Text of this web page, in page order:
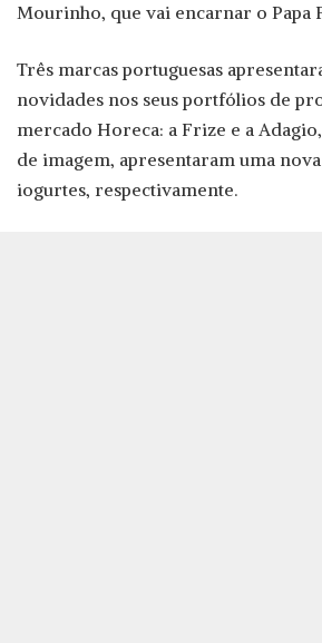
Mourinho, que vai encarnar o Papa
Três marcas portuguesas
novidades nos seus portfólios de
mercado Horeca: a Frize e a
de imagem, apresentaram uma
iogurtes, respectivamente.